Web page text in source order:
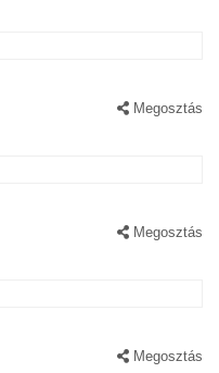
Megosztás
Megosztás
Megosztás